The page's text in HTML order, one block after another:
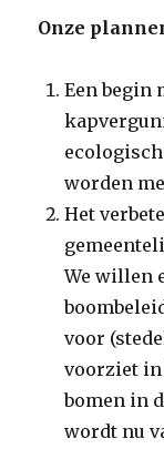
Onze
Een begin
worden
Het
We willen
voor
voorziet in
bomen in
wordt nu